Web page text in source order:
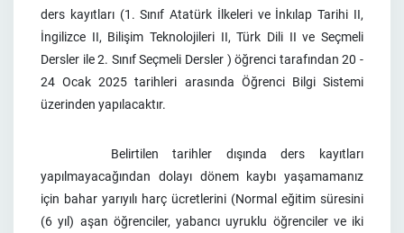
ders kayıtları (1. Sınıf Atatürk İlkeleri ve İnkılap Tarihi II,
İngilizce II, Bilişim Teknolojileri II, Türk Dili II ve Seçmeli
Dersler ile 2. Sınıf Seçmeli Dersler ) öğrenci tarafından 20 -
24 Ocak 2025 tarihleri arasında Öğrenci Bilgi Sistemi
üzerinden yapılacaktır.
Belirtilen tarihler dışında ders kayıtları
yapılmayacağından dolayı dönem kaybı yaşamamanız
için bahar yarıyılı harç ücretlerini (Normal eğitim süresini
(6 yıl) aşan öğrenciler, yabancı uyruklu öğrenciler ve iki